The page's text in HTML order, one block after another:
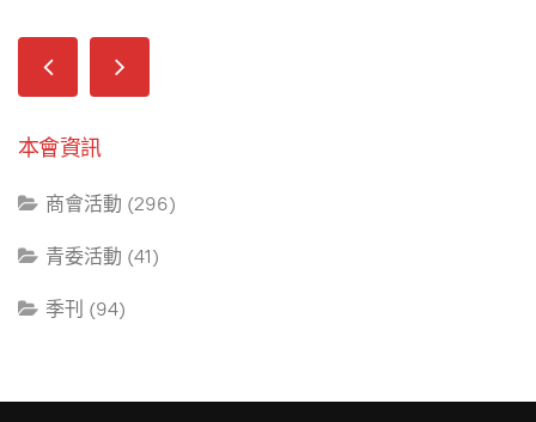
本會資訊
商會活動 (296)
青委活動 (41)
季刊 (94)